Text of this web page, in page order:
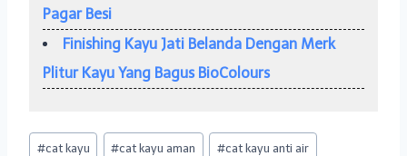
Pagar Besi
Finishing Kayu Jati Belanda Dengan Merk
Plitur Kayu Yang Bagus BioColours
Post
#cat kayu #cat kayu aman #cat kayu anti air